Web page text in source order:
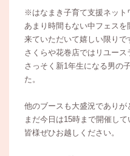
※はなまき子育て支援ネット
あまり時間もない中フェス
来ていただいて嬉しい限りで
さくらや花巻店ではリユース
さっそく新1年生になる男の
た。
他のブースも大盛況でありが
まだ今日は15時まで開催して
皆様ぜひお越しください。